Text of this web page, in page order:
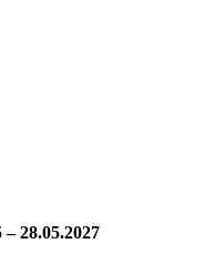
– 28.05.2027